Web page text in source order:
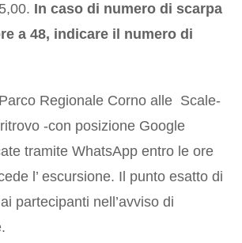
In caso di numero di scarpa
a 48, indicare il numero di
Regionale Corno alle Scale-
-con posizione Google
tramite WhatsApp entro le ore
l’ escursione. Il punto esatto di
partecipanti nell’avviso di